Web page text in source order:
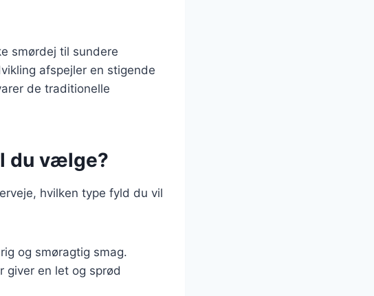
smørdej til sundere
afspejler en stigende
de traditionelle
du vælge?
hvilken type fyld du vil
og smøragtig smag.
giver en let og sprød